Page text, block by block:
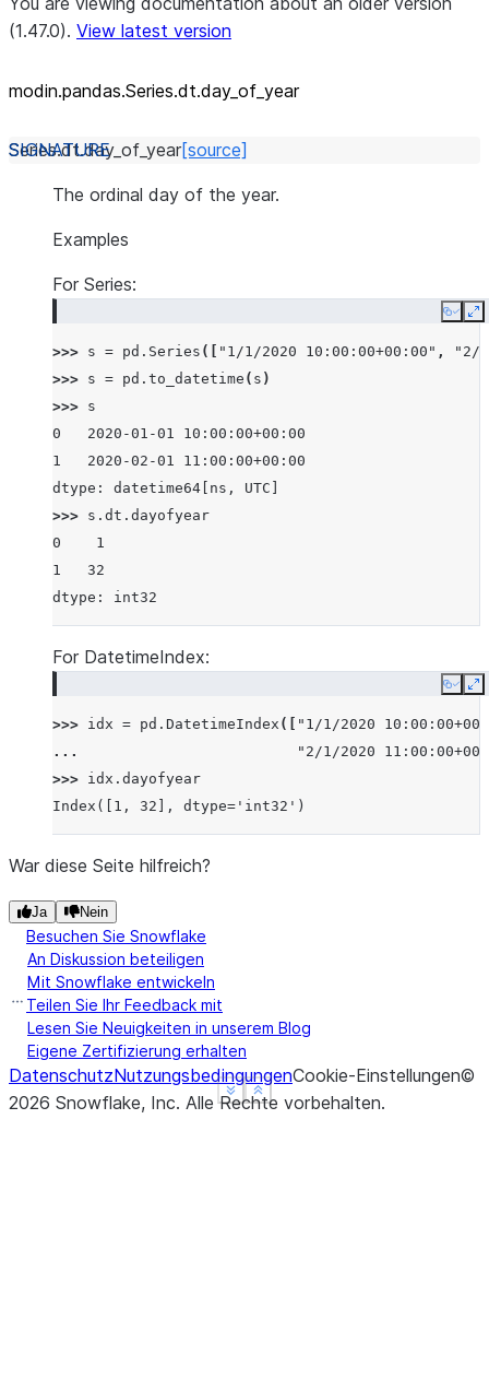
(1.47.0). View latest version
modin.pandas.Series.dt.day_ of_ year
Series.dt.day_of_year[source]
The ordinal day of the year.
Examples
For Series:
Copy
>>> s = pd . Series ([ "1/1/2020 10:00:00+00:00" ,
"2/
>>> s = pd . to_datetime ( s )
>>> s
0   2020-01-01 10:00:00+00:00
1   2020-02-01 11:00:00+00:00
dtype: datetime64[ns, UTC]
>>> s . dt . dayofyear
0    1
1   32
dtype: int32
Show less
See more
For DatetimeIndex:
Copy
>>> idx = pd . DatetimeIndex ([
"1/1/2020
...
"2/1/2020
>>> idx . dayofyear
Index([1, 32], dtype='int32')
Show less
See more
War diese Seite hilfreich?
Ja Nein
Besuchen Sie Snowflake
An Diskussion beteiligen
Mit Snowflake entwickeln
Teilen Sie Ihr Feedback mit
Lesen Sie Neuigkeiten in unserem Blog
Eigene Zertifizierung erhalten
DatenschutzNutzungsbedingungenCookie-Einstellungen©
2026 Snowflake, Inc. Alle Rechte vorbehalten.